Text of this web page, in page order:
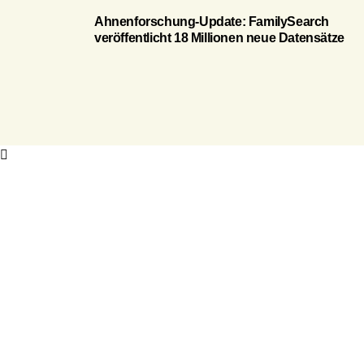
Ahnenforschung-Update: FamilySearch
veröffentlicht 18 Millionen neue Datensätze